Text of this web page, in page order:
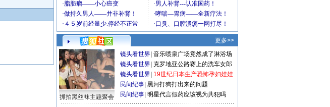
更多>>
抓拍黑丝袜主题聚会
镜头看世界 音乐喷泉广场竟然成了淋浴场
镜头看世界 克罗地亚公路赛上的洗车女郎
镜头看世界 19世纪日本生产恐怖孕妇娃娃
民间纪事 黑河打狗打出来的问题
民间纪事 明星代言假药应该视为共犯吗